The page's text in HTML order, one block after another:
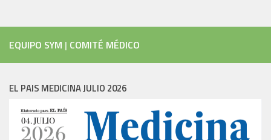
EQUIPO SYM | COMITÉ MÉDICO
EL PAIS MEDICINA JULIO 2026